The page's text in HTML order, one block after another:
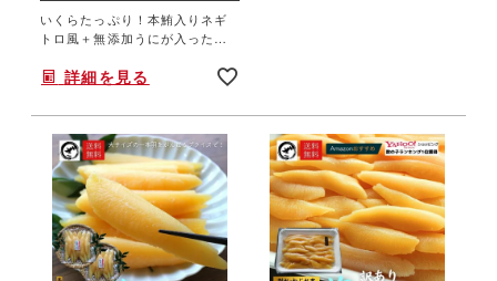
いくらたっぷり！本鮪入りネギ
トロ風＋無添加うにが入った豪
詳細を見る